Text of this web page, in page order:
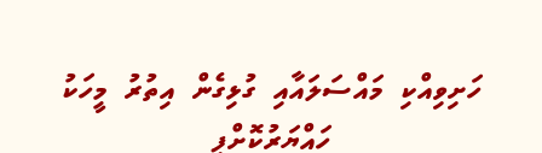
ހަށިވިއްކި މައްސަލައާއި ގުޅިގެން އިތުރު މީހަކު
ހައްޔަރުކޮށްފި